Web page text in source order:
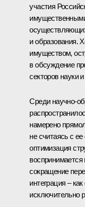
участия
и образования.
имуществом,
в обсуждение
секторов науки
Среди научно-
намерено
не считаясь с
оптимизация
воспринимается
сокращение
интеграция –
исключительно